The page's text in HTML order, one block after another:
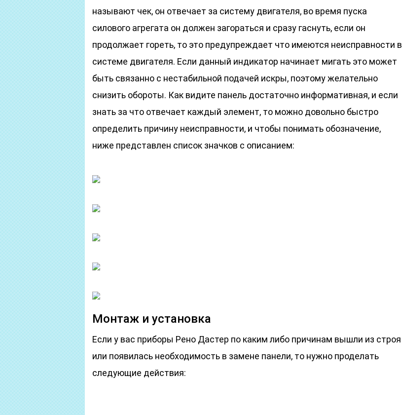
называют чек, он отвечает за систему двигателя, во время пуска
силового агрегата он должен загораться и сразу гаснуть, если он
продолжает гореть, то это предупреждает что имеются неисправности в
системе двигателя. Если данный индикатор начинает мигать это может
быть связанно с нестабильной подачей искры, поэтому желательно
снизить обороты. Как видите панель достаточно информативная, и если
знать за что отвечает каждый элемент, то можно довольно быстро
определить причину неисправности, и чтобы понимать обозначение,
ниже представлен список значков с описанием:
Монтаж и установка
Если у вас приборы Рено Дастер по каким либо причинам вышли из строя
или появилась необходимость в замене панели, то нужно проделать
следующие действия: